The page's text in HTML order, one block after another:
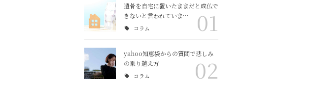
遺骨を自宅に置いたままだと成仏で
きないと言われていま…
コラム 01
yahoo知恵袋からの質問で悲しみ
の乗り越え方
コラム 02